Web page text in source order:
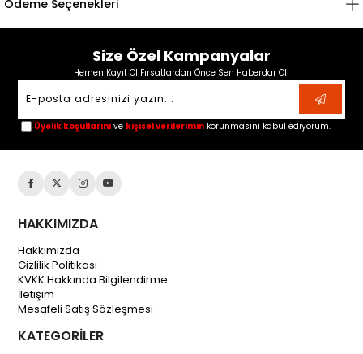
Ödeme Seçenekleri
Size Özel Kampanyalar
Hemen Kayıt Ol Fırsatlardan Önce Sen Haberdar Ol!
Üyelik koşullarını ve kişisel verilerimin korunmasını kabul ediyorum.
HAKKIMIZDA
Hakkımızda
Gizlilik Politikası
KVKK Hakkında Bilgilendirme
İletişim
Mesafeli Satış Sözleşmesi
KATEGORİLER